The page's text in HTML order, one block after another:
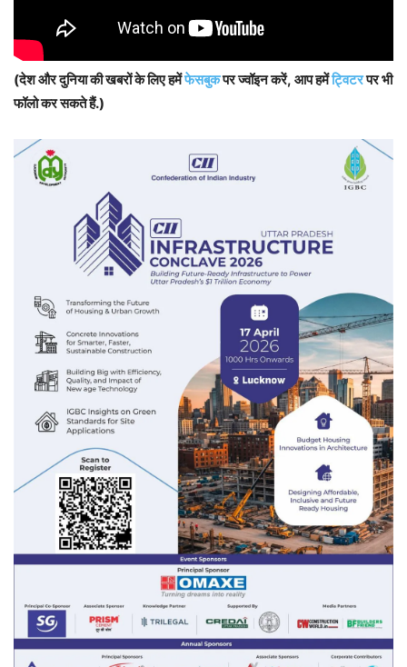
(देश और दुनिया की खबरों के लिए हमेंफेसबुकपर ज्वॉइन करें, आप हमेंट्विटरपर भी
फॉलो कर सकते हैं.)